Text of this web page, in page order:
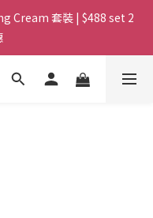
.柔膚.零殘留 ｜ $199 支
Cream 套裝 | $488 set 2
$268 / 支 30ml  🎁 ｜  送完
.柔膚.零殘留 ｜ $199 支